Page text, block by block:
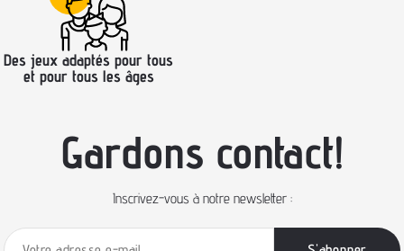
Des jeux adaptés pour tous
et pour tous les âges
Gardons contact!
Inscrivez-vous à notre newsletter :